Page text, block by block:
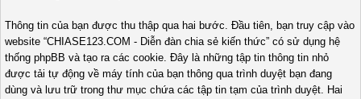
Thông tin của bạn được thu thập qua hai bước. Đầu tiên, bạn truy cập vào
website “CHIASE123.COM - Diễn đàn chia sẻ kiến thức” có sử dụng hệ
thống phpBB và tạo ra các cookie. Đây là những tập tin thông tin nhỏ
được tải tự động về máy tính của bạn thông qua trình duyệt bạn đang
dùng và lưu trữ trong thư mục chứa các tập tin tạm của trình duyệt. Hai